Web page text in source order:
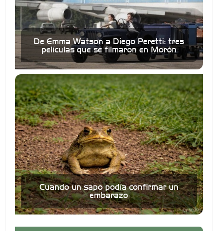
De Emma Watson a Diego Peretti: tres
películas que se filmaron en Morón
Cuando un sapo podía confirmar un
embarazo